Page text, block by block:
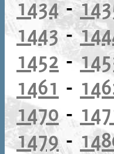
1434-
1443-
1452-
1461 -
1470-
1479-